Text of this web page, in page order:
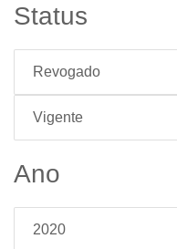
Status
Revogado
Vigente
Ano
2020